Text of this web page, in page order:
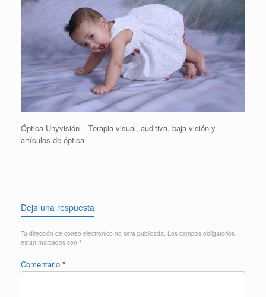
Óptica Unyvisión – Terapia visual, auditiva, baja visión y
artículos de óptica
Deja una respuesta
Tu dirección de correo electrónico no será publicada. Los campos obligatorios
están marcados con *
Comentario *